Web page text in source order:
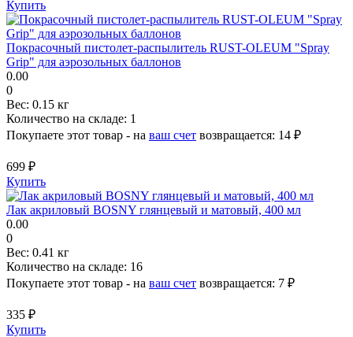
Купить
Покрасочный пистолет-распылитель RUST-OLEUM "Spray
Grip" для аэрозольных баллонов
0.00
0
Вес: 0.15 кг
Количество на складе: 1
Покупаете этот товар - на ваш счет возвращается: 14 ₽
699 ₽
Купить
Лак акриловый BOSNY глянцевый и матовый, 400 мл
0.00
0
Вес: 0.41 кг
Количество на складе: 16
Покупаете этот товар - на ваш счет возвращается: 7 ₽
335 ₽
Купить